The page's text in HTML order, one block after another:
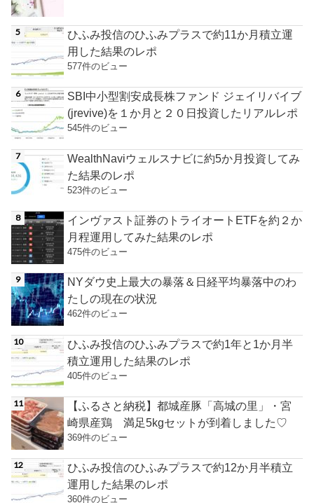
ひふみ投信のひふみプラスで約11か月積立運
用した結果のレポ
577件のビュー
SBI中小型割安成長株ファンド ジェイリバイブ
(jrevive)を１か月と２０日投資したリアルレポ
545件のビュー
WealthNaviウェルスナビに約5か月投資してみ
た結果のレポ
523件のビュー
インヴァスト証券のトライオートETFを約２か
月程運用してみた結果のレポ
475件のビュー
NYダウ史上最大の暴落＆日経平均暴落中のわ
たしの現在の状況
462件のビュー
ひふみ投信のひふみプラスで約1年と1か月半
積立運用した結果のレポ
405件のビュー
【ふるさと納税】都城産豚「高城の里」・宮
崎県産鶏 満足5kgセットが到着しました♡
369件のビュー
ひふみ投信のひふみプラスで約12か月半積立
運用した結果のレポ
360件のビュー